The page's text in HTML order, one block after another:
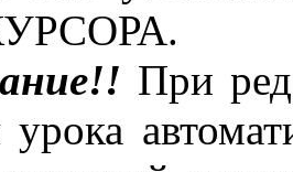
При
урока